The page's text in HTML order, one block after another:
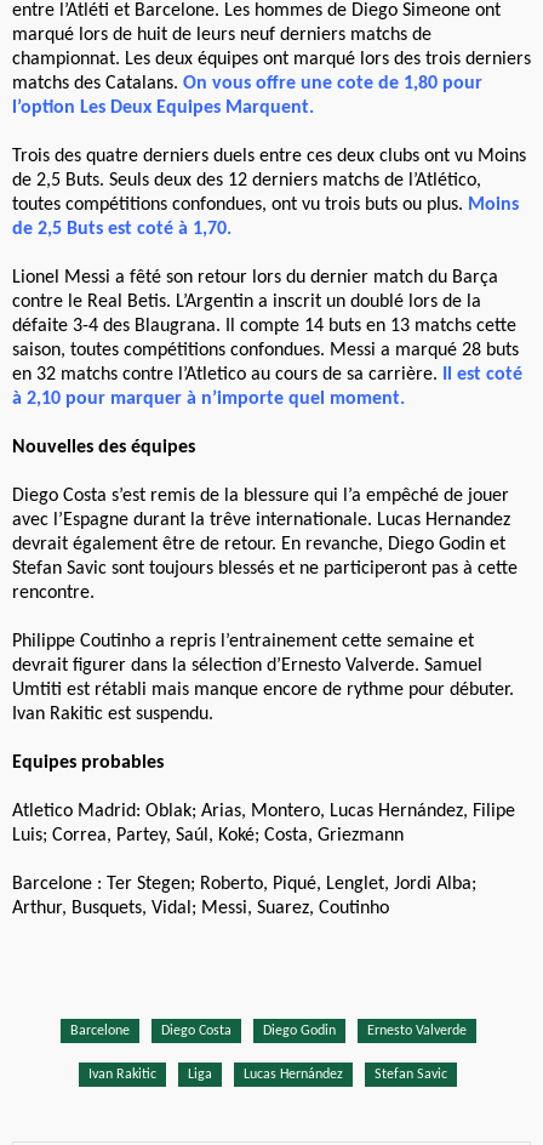
entre l’Atléti et Barcelone. Les hommes de Diego Simeone ont
marqué lors de huit de leurs neuf derniers matchs de
championnat. Les deux équipes ont marqué lors des trois derniers
matchs des Catalans. On vous offre une cote de 1,80 pour
l’option Les Deux Equipes Marquent.
Trois des quatre derniers duels entre ces deux clubs ont vu Moins
de 2,5 Buts. Seuls deux des 12 derniers matchs de l’Atlético,
toutes compétitions confondues, ont vu trois buts ou plus. Moins
de 2,5 Buts est coté à 1,70.
Lionel Messi a fêté son retour lors du dernier match du Barça
contre le Real Betis. L’Argentin a inscrit un doublé lors de la
défaite 3-4 des Blaugrana. Il compte 14 buts en 13 matchs cette
saison, toutes compétitions confondues. Messi a marqué 28 buts
en 32 matchs contre l’Atletico au cours de sa carrière.
Il est coté
à 2,10 pour marquer à n’importe quel moment.
Nouvelles des équipes
Diego Costa s’est remis de la blessure qui l’a empêché de jouer
avec l’Espagne durant la trêve internationale. Lucas Hernandez
devrait également être de retour. En revanche, Diego Godin et
Stefan Savic sont toujours blessés et ne participeront pas à cette
rencontre.
Philippe Coutinho a repris l’entrainement cette semaine et
devrait figurer dans la sélection d’Ernesto Valverde. Samuel
Umtiti est rétabli mais manque encore de rythme pour débuter.
Ivan Rakitic est suspendu.
Equipes probables
Atletico Madrid: Oblak; Arias, Montero, Lucas Hernández, Filipe
Luis; Correa, Partey, Saúl, Koké; Costa, Griezmann
Barcelone : Ter Stegen; Roberto, Piqué, Lenglet, Jordi Alba;
Arthur, Busquets, Vidal; Messi, Suarez, Coutinho
Barcelone Diego Costa Diego Godin Ernesto Valverde
Ivan Rakitic Liga Lucas Hernández Stefan Savic